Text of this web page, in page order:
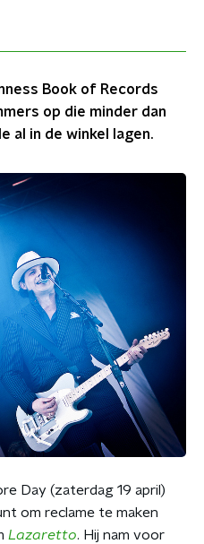
Book of Records
op die minder dan
al in de winkel lagen.
Day (zaterdag 19 april)
om reclame te maken
Lazaretto. Hij nam voor